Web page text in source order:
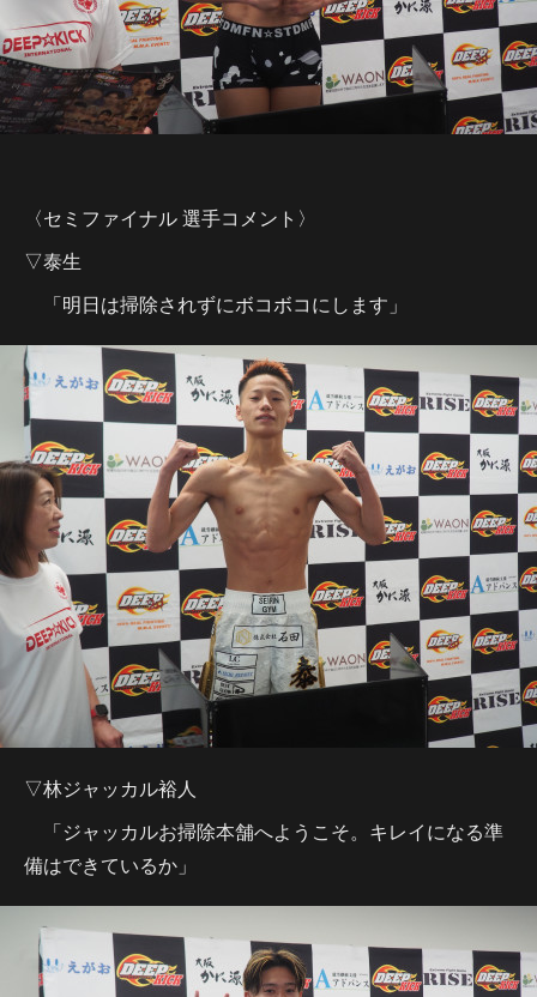
〈セミファイナル 選手コメント〉
▽泰生
「明日は掃除されずにボコボコにします」
▽林ジャッカル裕人
「ジャッカルお掃除本舗へようこそ。キレイになる準
備はできているか」